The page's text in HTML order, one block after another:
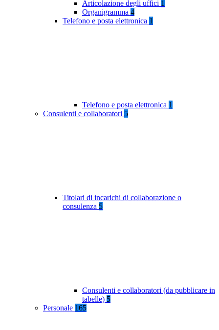
Articolazione degli uffici 1
Organigramma 4
Telefono e posta elettronica 1
Telefono e posta elettronica 1
Consulenti e collaboratori 5
Titolari di incarichi di collaborazione o
consulenza 5
Consulenti e collaboratori (da pubblicare in
tabelle) 5
Personale 165